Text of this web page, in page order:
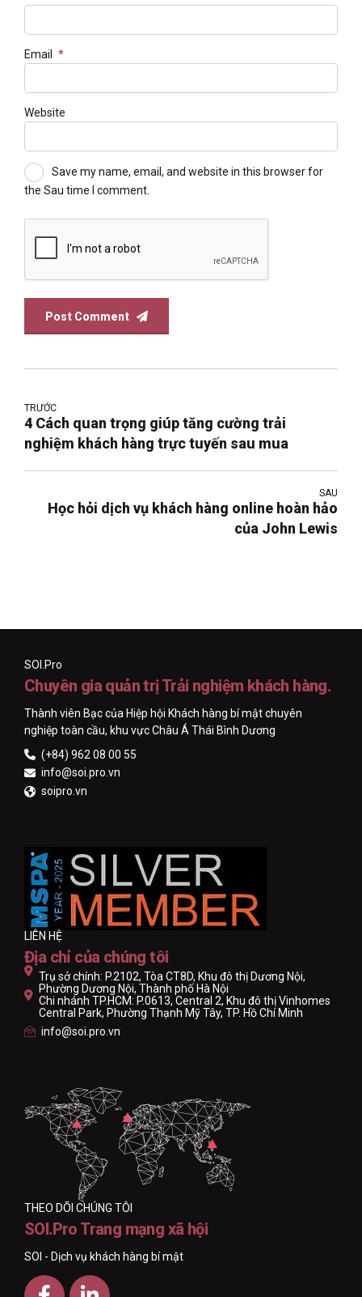
Email *
Website
Save my name, email, and website in this browser for
the Sau time I comment.
Post Comment
TRƯỚC
4 Cách quan trọng giúp tăng cường trải
nghiệm khách hàng trực tuyến sau mua
SAU
Học hỏi dịch vụ khách hàng online hoàn hảo
của John Lewis
SOI.Pro
Chuyên gia quản trị Trải nghiệm khách hàng.
Thành viên Bạc của Hiệp hội Khách hàng bí mật chuyên
nghiệp toàn cầu, khu vực Châu Á Thái Bình Dương
(+84) 962 08 00 55
info@soi.pro.vn
soipro.vn
LIÊN HỆ
Địa chỉ của chúng tôi
Trụ sở chính: P.2102, Tòa CT8D, Khu đô thị Dương Nội,
Phường Dương Nội, Thành phố Hà Nội
Chi nhánh TP.HCM: P.0613, Central 2, Khu đô thị Vinhomes
Central Park, Phường Thạnh Mỹ Tây, TP. Hồ Chí Minh
info@soi.pro.vn
THEO DÕI CHÚNG TÔI
SOI.Pro Trang mạng xã hội
SOI - Dịch vụ khách hàng bí mật